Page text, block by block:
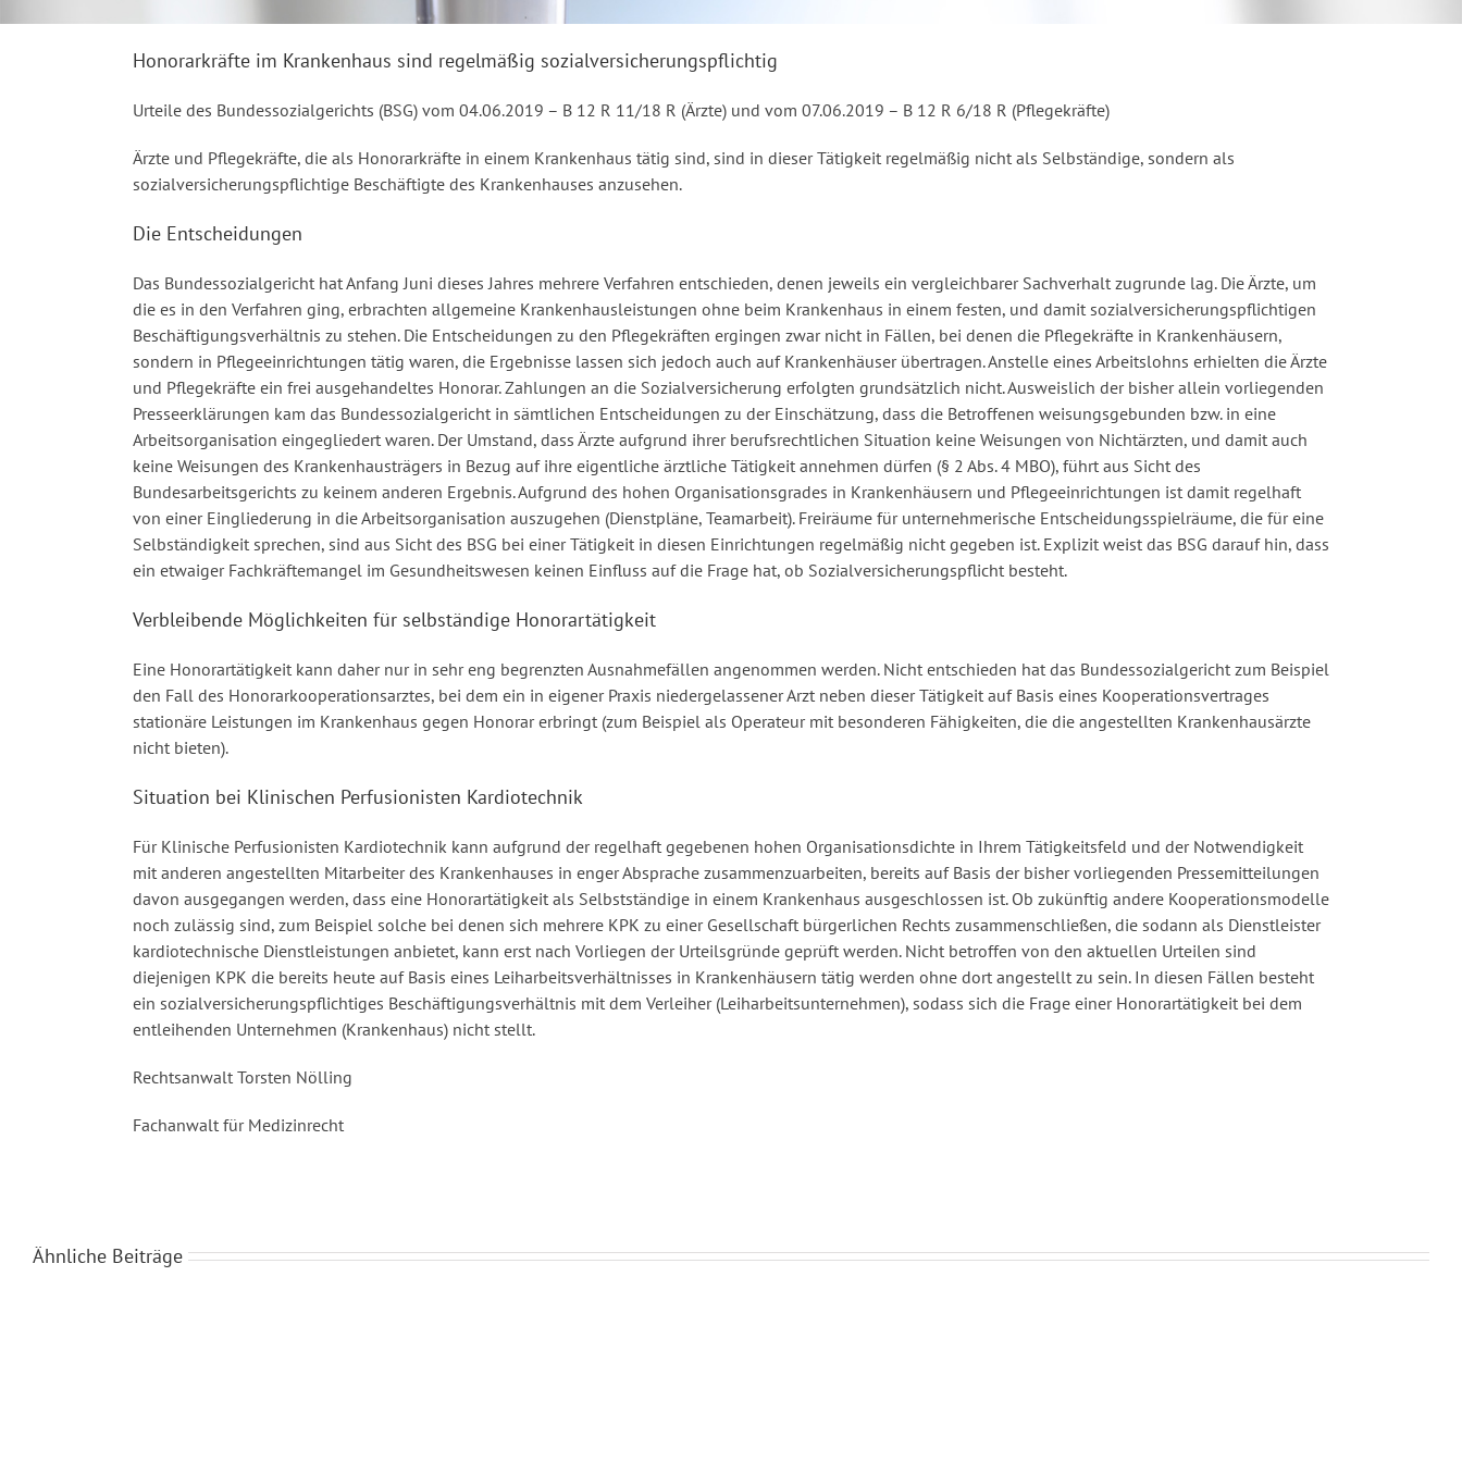
Honorarkräfte im Krankenhaus sind regelmäßig sozialversicherungspflichtig
Urteile des Bundessozialgerichts (BSG) vom 04.06.2019 – B 12 R 11/18 R (Ärzte) und vom 07.06.2019 – B 12 R 6/18 R (Pflegekräfte)
Ärzte und Pflegekräfte, die als Honorarkräfte in einem Krankenhaus tätig sind, sind in dieser Tätigkeit regelmäßig nicht als Selbständige, sondern als
sozialversicherungspflichtige Beschäftigte des Krankenhauses anzusehen.
Die Entscheidungen
Das Bundessozialgericht hat Anfang Juni dieses Jahres mehrere Verfahren entschieden, denen jeweils ein vergleichbarer Sachverhalt zugrunde lag. Die Ärzte, um
die es in den Verfahren ging, erbrachten allgemeine Krankenhausleistungen ohne beim Krankenhaus in einem festen, und damit sozialversicherungspflichtigen
Beschäftigungsverhältnis zu stehen. Die Entscheidungen zu den Pflegekräften ergingen zwar nicht in Fällen, bei denen die Pflegekräfte in Krankenhäusern,
sondern in Pflegeeinrichtungen tätig waren, die Ergebnisse lassen sich jedoch auch auf Krankenhäuser übertragen. Anstelle eines Arbeitslohns erhielten die Ärzte
und Pflegekräfte ein frei ausgehandeltes Honorar. Zahlungen an die Sozialversicherung erfolgten grundsätzlich nicht. Ausweislich der bisher allein vorliegenden
Presseerklärungen kam das Bundessozialgericht in sämtlichen Entscheidungen zu der Einschätzung, dass die Betroffenen weisungsgebunden bzw. in eine
Arbeitsorganisation eingegliedert waren. Der Umstand, dass Ärzte aufgrund ihrer berufsrechtlichen Situation keine Weisungen von Nichtärzten, und damit auch
keine Weisungen des Krankenhausträgers in Bezug auf ihre eigentliche ärztliche Tätigkeit annehmen dürfen (§ 2 Abs. 4 MBO), führt aus Sicht des
Bundesarbeitsgerichts zu keinem anderen Ergebnis. Aufgrund des hohen Organisationsgrades in Krankenhäusern und Pflegeeinrichtungen ist damit regelhaft
von einer Eingliederung in die Arbeitsorganisation auszugehen (Dienstpläne, Teamarbeit). Freiräume für unternehmerische Entscheidungsspielräume, die für eine
Selbständigkeit sprechen, sind aus Sicht des BSG bei einer Tätigkeit in diesen Einrichtungen regelmäßig nicht gegeben ist. Explizit weist das BSG darauf hin, dass
ein etwaiger Fachkräftemangel im Gesundheitswesen keinen Einfluss auf die Frage hat, ob Sozialversicherungspflicht besteht.
Verbleibende Möglichkeiten für selbständige Honorartätigkeit
Eine Honorartätigkeit kann daher nur in sehr eng begrenzten Ausnahmefällen angenommen werden. Nicht entschieden hat das Bundessozialgericht zum Beispiel
den Fall des Honorarkooperationsarztes, bei dem ein in eigener Praxis niedergelassener Arzt neben dieser Tätigkeit auf Basis eines Kooperationsvertrages
stationäre Leistungen im Krankenhaus gegen Honorar erbringt (zum Beispiel als Operateur mit besonderen Fähigkeiten, die die angestellten Krankenhausärzte
nicht bieten).
Situation bei Klinischen Perfusionisten Kardiotechnik
Für Klinische Perfusionisten Kardiotechnik kann aufgrund der regelhaft gegebenen hohen Organisationsdichte in Ihrem Tätigkeitsfeld und der Notwendigkeit
mit anderen angestellten Mitarbeiter des Krankenhauses in enger Absprache zusammenzuarbeiten, bereits auf Basis der bisher vorliegenden Pressemitteilungen
davon ausgegangen werden, dass eine Honorartätigkeit als Selbstständige in einem Krankenhaus ausgeschlossen ist. Ob zukünftig andere Kooperationsmodelle
noch zulässig sind, zum Beispiel solche bei denen sich mehrere KPK zu einer Gesellschaft bürgerlichen Rechts zusammenschließen, die sodann als Dienstleister
kardiotechnische Dienstleistungen anbietet, kann erst nach Vorliegen der Urteilsgründe geprüft werden. Nicht betroffen von den aktuellen Urteilen sind
diejenigen KPK die bereits heute auf Basis eines Leiharbeitsverhältnisses in Krankenhäusern tätig werden ohne dort angestellt zu sein. In diesen Fällen besteht
ein sozialversicherungspflichtiges Beschäftigungsverhältnis mit dem Verleiher (Leiharbeitsunternehmen), sodass sich die Frage einer Honorartätigkeit bei dem
entleihenden Unternehmen (Krankenhaus) nicht stellt.
Rechtsanwalt Torsten Nölling
Fachanwalt für Medizinrecht
Ähnliche Beiträge